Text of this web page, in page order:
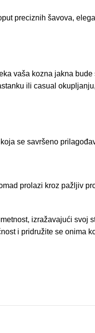
preciznih šavova,
vaša kozna jakna
ili casual
se savršeno
prolazi kroz pažljiv
izražavajući svoj
i pridružite se onima